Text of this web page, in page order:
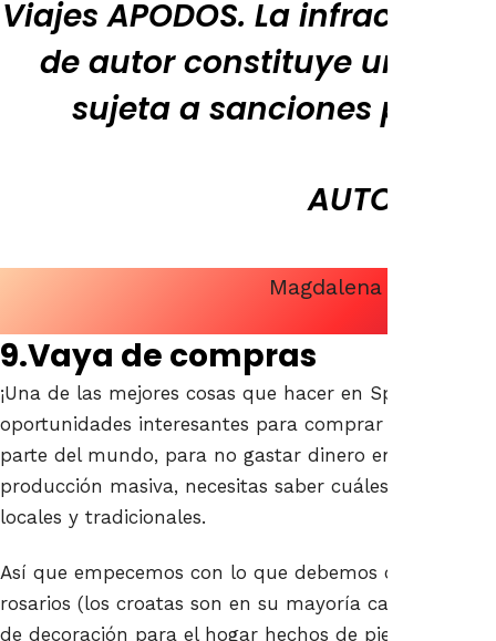
Viajes APODOS. La infracción
de autor constituye una
sujeta a sanciones
AUTOR
Magdalena Boron
9.Vaya de compras
¡Una de las mejores cosas que hacer en Split es ir
oportunidades interesantes para comprar recuerdos,
parte del mundo, para no gastar dinero en
producción masiva, necesitas saber cuáles son
locales y tradicionales.
Así que empecemos con lo que debemos comprar:
rosarios (los croatas son en su mayoría católicos
de decoración para el hogar hechos de piedra caliza